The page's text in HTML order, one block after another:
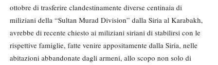
ottobre di trasferire clandestinamente diverse centinaia di
miliziani della “Sultan Murad Division” dalla Siria al Karabakh,
avrebbe di recente chiesto ai miliziani siriani di stabilirsi con le
rispettive famiglie, fatte venire appositamente dalla Siria, nelle
abitazioni abbandonate dagli armeni, allo scopo non solo di